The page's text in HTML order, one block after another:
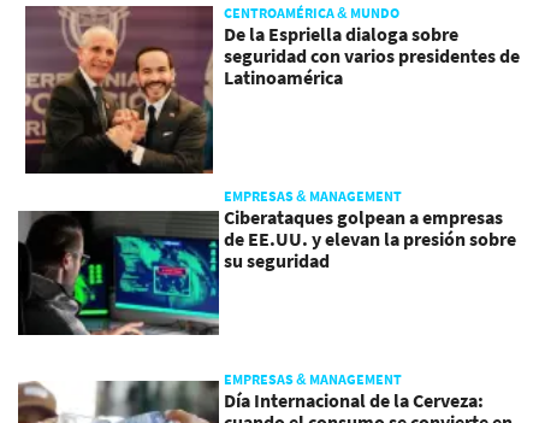
CENTROAMÉRICA & MUNDO
De la Espriella dialoga sobre
seguridad con varios presidentes de
Latinoamérica
EMPRESAS & MANAGEMENT
Ciberataques golpean a empresas
de EE.UU. y elevan la presión sobre
su seguridad
EMPRESAS & MANAGEMENT
Día Internacional de la Cerveza: